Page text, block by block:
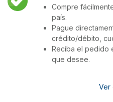
Compre
país.
Pague
crédito/débito,
Reciba el pedido
que desee.
Ver